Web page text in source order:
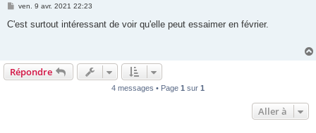
M
s
ven. 9 avr. 2021 22:23
C'est surtout intéressant de voir qu'elle peut essaimer en février.
Répondre
4 messages • Page 1 sur 1
Aller à